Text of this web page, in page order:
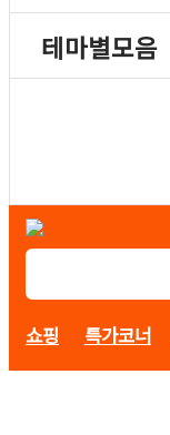
테마별모음
쇼핑 특가코너